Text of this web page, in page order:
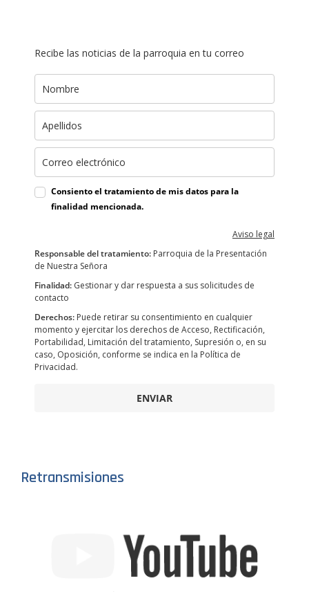
Recibe las noticias de la parroquia en tu correo
Consiento el tratamiento de mis datos para la
finalidad mencionada.
Aviso legal
Responsable del tratamiento: Parroquia de la Presentación
de Nuestra Señora
Finalidad: Gestionar y dar respuesta a sus solicitudes de
contacto
Derechos: Puede retirar su consentimiento en cualquier
momento y ejercitar los derechos de Acceso, Rectificación,
Portabilidad, Limitación del tratamiento, Supresión o, en su
caso, Oposición, conforme se indica en la Política de
Privacidad.
ENVIAR
Retransmisiones